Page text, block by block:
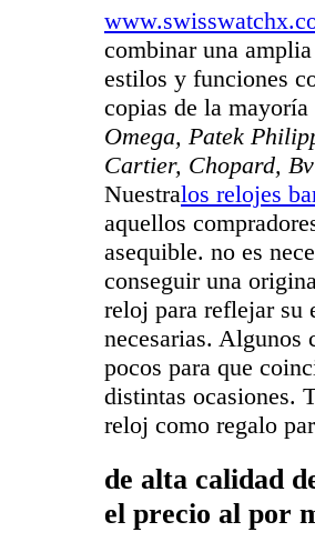
combinar una
estilos y funciones
copias de la
Omega, Patek
Cartier, Chopard,
Nuestralos relojes
aquellos
asequible. no es
conseguir una
reloj para reflejar su
necesarias. Algunos
pocos para que
distintas ocasiones.
reloj como regalo
de alta calidad
el precio al por